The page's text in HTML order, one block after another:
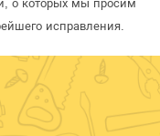
о которых мы просим
исправления.